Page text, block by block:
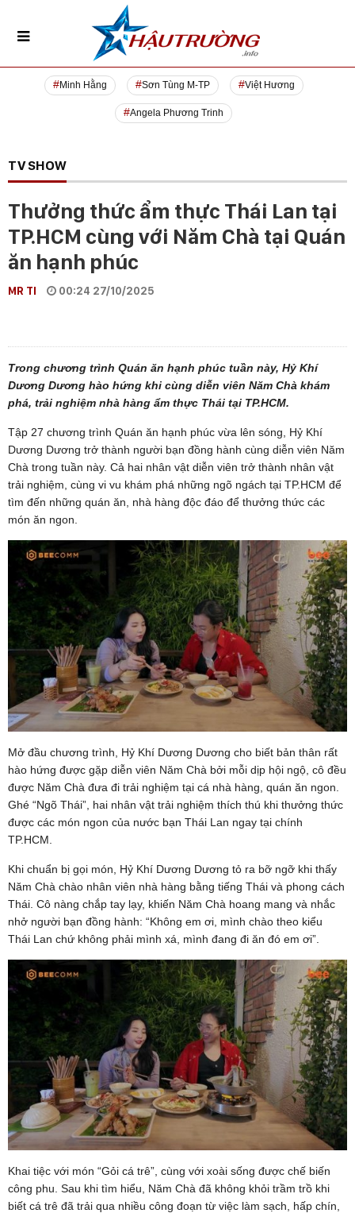
Minh Hằng Sơn Tùng M-TP Việt Hương
Angela Phương Trinh
TV SHOW
Thưởng thức ẩm thực Thái Lan tại
TP.HCM cùng với Năm Chà tại Quán
ăn hạnh phúc
MR TI 00:24 27/10/2025
Trong chương trình Quán ăn hạnh phúc tuần này, Hỷ Khí
Dương Dương hào hứng khi cùng diễn viên Năm Chà khám
phá, trải nghiệm nhà hàng ẩm thực Thái tại TP.HCM.
Tập 27 chương trình Quán ăn hạnh phúc vừa lên sóng, Hỷ Khí
Dương Dương trở thành người bạn đồng hành cùng diễn viên Năm
Chà trong tuần này. Cả hai nhân vật diễn viên trở thành nhân vật
trải nghiệm, cùng vi vu khám phá những ngõ ngách tại TP.HCM để
tìm đến những quán ăn, nhà hàng độc đáo để thưởng thức các
món ăn ngon.
Mở đầu chương trình, Hỷ Khí Dương Dương cho biết bản thân rất
hào hứng được gặp diễn viên Năm Chà bởi mỗi dịp hội ngộ, cô đều
được Năm Chà đưa đi trải nghiệm tại cá nhà hàng, quán ăn ngon.
Ghé “Ngõ Thái”, hai nhân vật trải nghiệm thích thú khi thưởng thức
được các món ngon của nước bạn Thái Lan ngay tại chính
TP.HCM.
Khi chuẩn bị gọi món, Hỷ Khí Dương Dương tỏ ra bỡ ngỡ khi thấy
Năm Chà chào nhân viên nhà hàng bằng tiếng Thái và phong cách
Thái. Cô nàng chắp tay lạy, khiến Năm Chà hoang mang và nhắc
nhở người bạn đồng hành: “Không em ơi, mình chào theo kiểu
Thái Lan chứ không phải mình xá, mình đang đi ăn đó em ơi”.
Khai tiệc với món “Gỏi cá trê”, cùng với xoài sống được chế biến
công phu. Sau khi tìm hiểu, Năm Chà đã không khỏi trầm trồ khi
biết cá trê đã trải qua nhiều công đoạn từ việc làm sạch, hấp chín,